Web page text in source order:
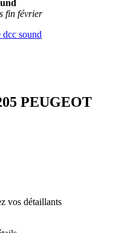
fin février
PEUGEOT
vos détaillants